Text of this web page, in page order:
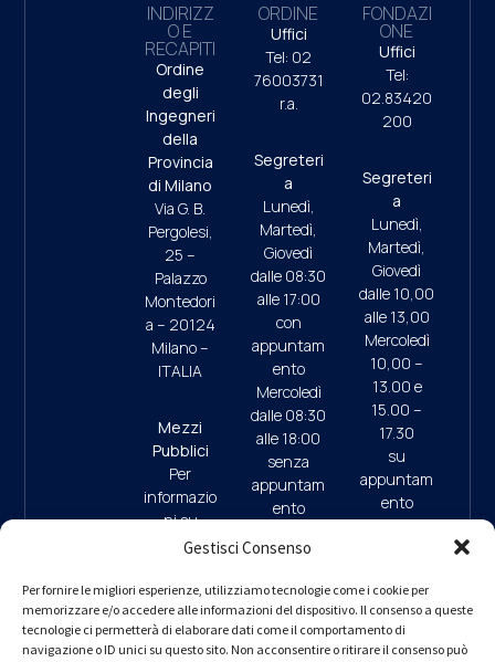
Gestisci Consenso
Per fornire le migliori esperienze, utilizziamo tecnologie come i cookie per
memorizzare e/o accedere alle informazioni del dispositivo. Il consenso a queste
tecnologie ci permetterà di elaborare dati come il comportamento di
navigazione o ID unici su questo sito. Non acconsentire o ritirare il consenso può
INDIRIZZ
O E
RECAPITI
Ordine
degli
Ingegneri
della
Provincia
di Milano
Via G. B.
Pergolesi,
25 –
Palazzo
Montedori
a – 20124
Milano –
ITALIA
Mezzi
Pubblici
Per
informazio
ni su
mezzi
parcheggi
clicca qui
ORDINE
Uffici
Tel: 02
76003731
r.a.
Segreteri
a
Lunedì,
Martedì,
Giovedì
dalle 08:30
alle 17:00
con
appuntam
ento
Mercoledì
dalle 08:30
alle 18:00
senza
appuntam
ento
accesso
9.30/13.0
0 (da
FONDAZI
ONE
Uffici
Tel:
02.83420
200
Segreteri
a
Lunedì,
Martedì,
Giovedì
dalle 10,00
alle 13,00
Mercoledì
10,00 –
13.00 e
15.00 –
17.30
su
appuntam
ento
09:30/13:
00 (da
Lunedì a
Giovedì)